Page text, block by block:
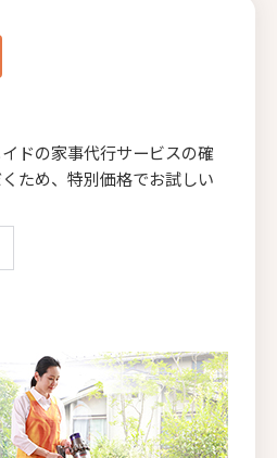
ドの家事代行サービスの確
ため、特別価格でお試しい